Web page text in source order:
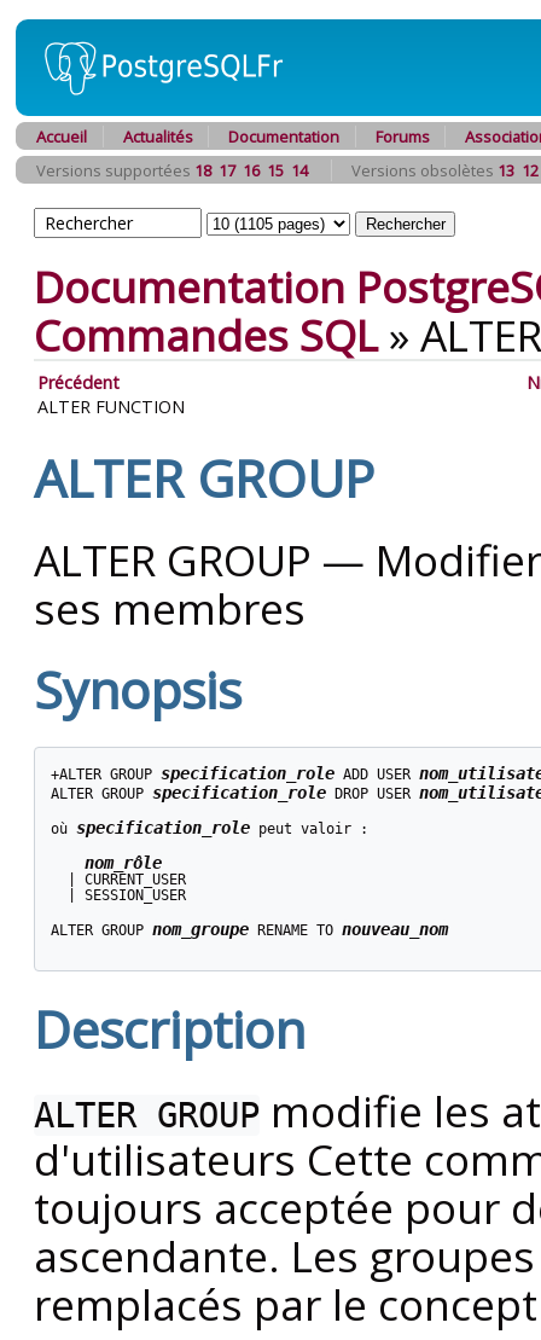
Accueil Actualités Documentation Forums
Versions supportées 18 17 16 15 14 Versions obsolètes 13 12
Documentation
Commandes SQL»
Précédent
ALTER FUNCTION
ALTER GROUP
ALTER GROUP —
ses membres
Synopsis
+ALTER GROUP specification_role ADD USER
ALTER GROUP specification_role DROP USER
où specification_role peut valoir :
nom_rôle
  | CURRENT_USER
  | SESSION_USER
ALTER GROUP nom_groupe RENAME TO nouveau_nom
Description
ALTER GROUP modifie les
d'utilisateurs Cette
toujours acceptée pour
ascendante. Les
remplacés par le